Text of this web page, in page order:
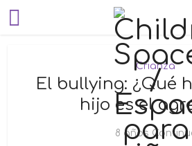
Crianza
El bullying: ¿Qué
hijo es el
8 años